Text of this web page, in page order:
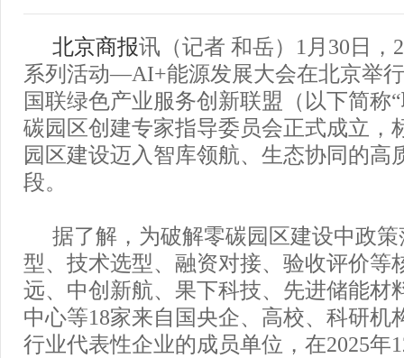
北京商报讯（记者 和岳）1月30日，
系列活动—AI+能源发展大会在北京举
国联绿色产业服务创新联盟（以下简称
碳园区创建专家指导委员会正式成立，
园区建设迈入智库领航、生态协同的高
段。
据了解，为破解零碳园区建设中政
型、技术选型、融资对接、验收评价等
远、中创新航、果下科技、先进储能材
中心等18家来自国央企、高校、科研机
行业代表性企业的成员单位，在2025年